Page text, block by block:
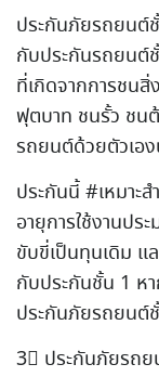
ประกันภัยรถยนต์
กับประกันรถยนต์
ที่เกิดจากการชน
ฟุตบาท ชนรั้ว ชน
รถยนต์ด้วยตัวเอง
ประกันนี้ #เหมาะ
อายุการใช้งานป
ขับขี่เป็นทุนเดิม แ
กับประกันชั้น 1 ห
ประกันภัยรถยนต์
3⃣ ประกันภัยรถ